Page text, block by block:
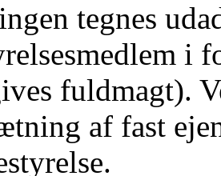
tegnes
i
fuldmagt).
af fast